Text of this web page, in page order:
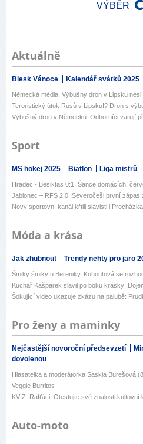
VÝBĚR
Aktuálně
Blesk Vánoce Kalendář svátků 2025
Německá média: Výbušný dron v Lipsku
Teroristický útok Rusů v Lipsku!? Dron s
Výbušný dron v Německu: Odborníci varují
Sport
MS hokej 2025 Biatlon Liga mistrů
Hradec - Besiktas 0:1. Šance domácích,
Jablonec – RFS 2:0. Severočeši první zápas
Nový sportovní kanál křtili slávisti i
Móda a krása
Jak zhubnout Trendy nehty pro jaro
Šmiky šmiky u Bereniky. Kohoutová se
Kuchař Kašpárek slavil po boku krásky:
Šokující video ukazuje zkázu na palubě:
Pro ženy a maminky
Nejčastější novoroční předsevzetí
dovolenou
Hlasatelka a moderátorka Saskia Burešová
Veggie Burritos
KVÍZ: Rafťáci. Otestujte své znalosti kultovní
Auto-moto